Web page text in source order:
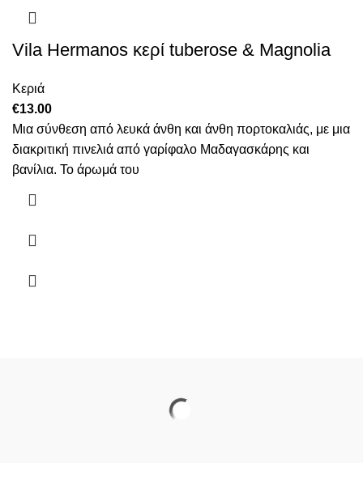
Vila Hermanos κερί tuberose & Magnolia
Κεριά
€13.00
Μια σύνθεση από λευκά άνθη και άνθη πορτοκαλιάς, με μια
διακριτική πινελιά από γαρίφαλο Μαδαγασκάρης και
βανίλια. Το άρωμά του